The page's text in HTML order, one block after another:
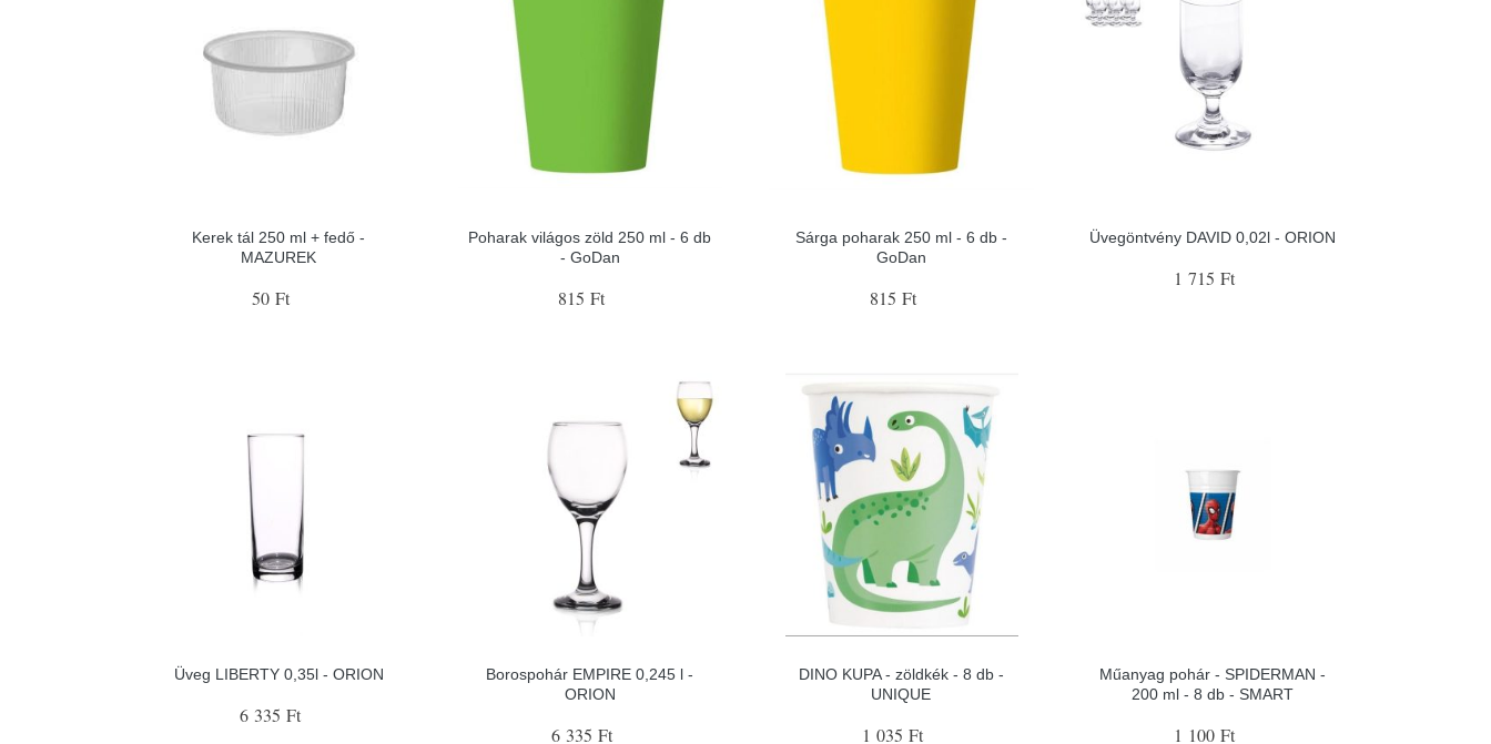
Kerek tál 250 ml + fedő -
MAZUREK
50 Ft
Poharak világos zöld 250 ml - 6 db
- GoDan
815 Ft
Sárga poharak 250 ml - 6 db -
GoDan
815 Ft
Üvegöntvény DAVID 0,02l - ORION
1 715 Ft
Üveg LIBERTY 0,35l - ORION
6 335 Ft
Borospohár EMPIRE 0,245 l -
ORION
6 335 Ft
DINO KUPA - zöldkék - 8 db -
UNIQUE
1 035 Ft
Műanyag pohár - SPIDERMAN -
200 ml - 8 db - SMART
1 100 Ft